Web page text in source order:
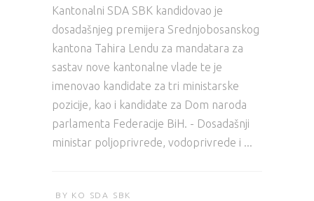
Kantonalni SDA SBK kandidovao je
dosadašnjeg premijera Srednjobosanskog
kantona Tahira Lendu za mandatara za
sastav nove kantonalne vlade te je
imenovao kandidate za tri ministarske
pozicije, kao i kandidate za Dom naroda
parlamenta Federacije BiH. - Dosadašnji
ministar poljoprivrede, vodoprivrede i
BY KO SDA SBK